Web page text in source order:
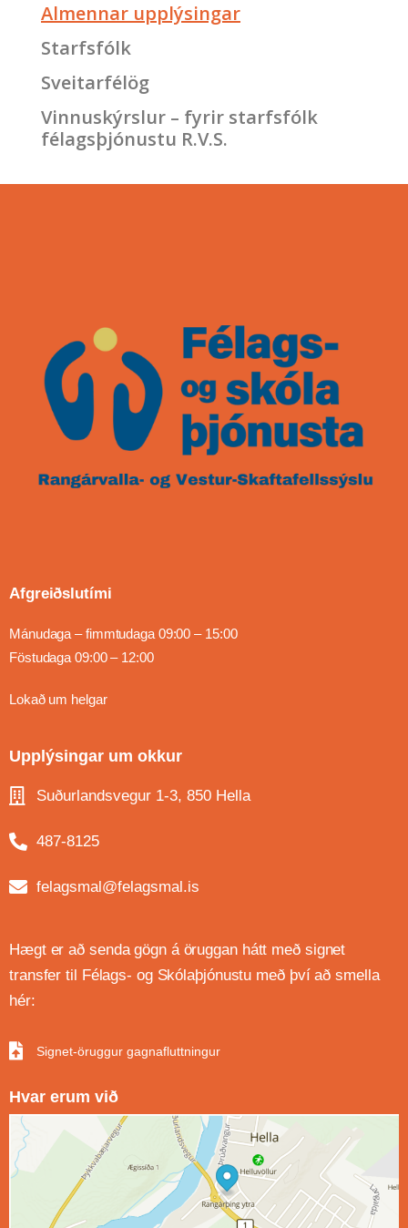
Almennar upplýsingar
Starfsfólk
Sveitarfélög
Vinnuskýrslur – fyrir starfsfólk
félagsþjónustu R.V.S.
Afgreiðslutími
Mánudaga – fimmtudaga 09:00 – 15:00
Föstudaga 09:00 – 12:00
Lokað um helgar
Upplýsingar um okkur
Suðurlandsvegur 1-3, 850 Hella
487-8125
felagsmal@felagsmal.is
Hægt er að senda gögn á öruggan hátt með signet
transfer til Félags- og Skólaþjónustu með því að smella
hér:
Signet-öruggur gagnafluttningur
Hvar erum við